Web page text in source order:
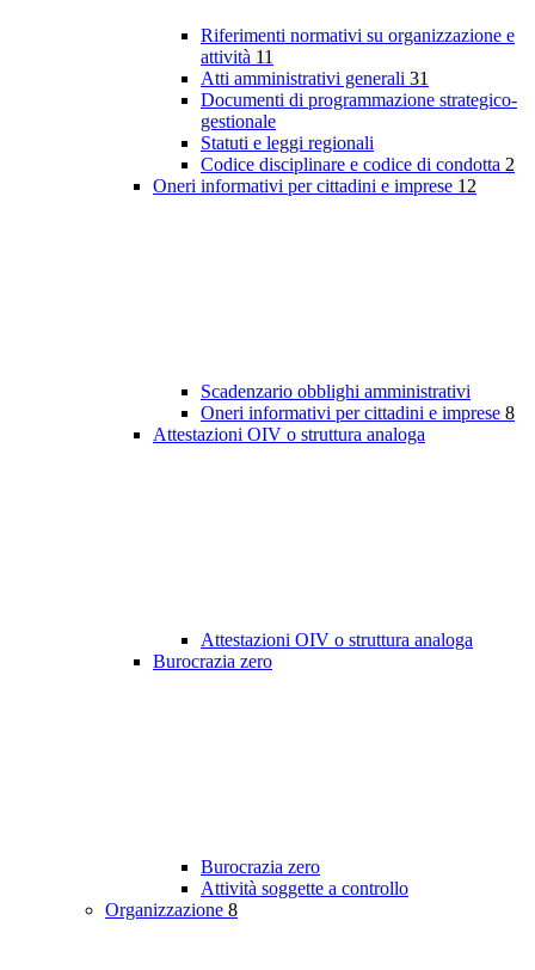
Riferimenti normativi su organizzazione e
attività 11
Atti amministrativi generali 31
Documenti di programmazione strategico-
gestionale
Statuti e leggi regionali
Codice disciplinare e codice di condotta 2
Oneri informativi per cittadini e imprese 12
Scadenzario obblighi amministrativi
Oneri informativi per cittadini e imprese 8
Attestazioni OIV o struttura analoga
Attestazioni OIV o struttura analoga
Burocrazia zero
Burocrazia zero
Attività soggette a controllo
Organizzazione 8